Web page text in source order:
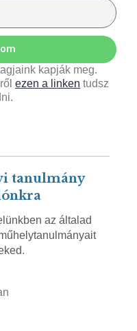
kapják meg.
ezen a linken tudsz
tanulmány
az általad